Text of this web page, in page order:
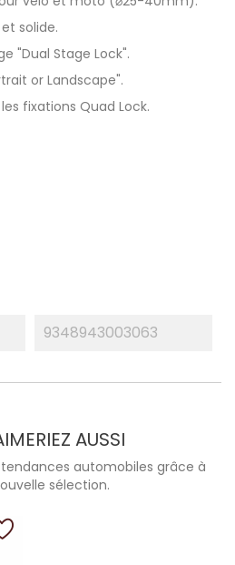
solide.
"Dual Stage Lock".
or Landscape".
fixations Quad Lock.
9348943003063
AUSSI
automobiles grâce à
sélection.